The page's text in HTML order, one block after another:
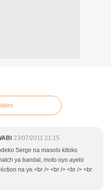
23/07/2011 21:15
Serge na masolo kitoko
ya bandal, moto oyo ayebi
na ye.<br /> <br /> <br /> <br